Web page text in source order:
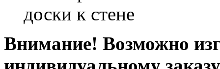
доски к стене
Внимание! Возможно